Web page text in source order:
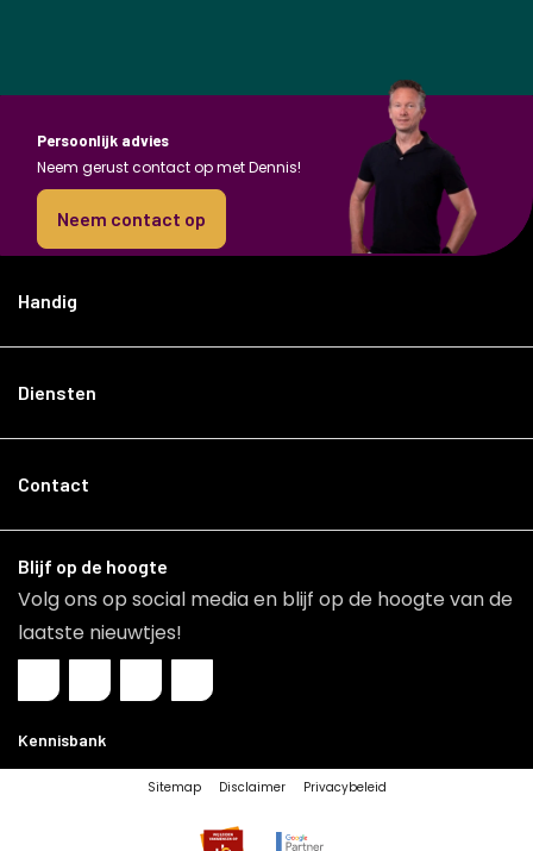
Persoonlijk advies
Neem gerust contact op met Dennis!
Neem contact op
Handig
Diensten
Contact
Blijf op de hoogte
Volg ons op social media en blijf op de hoogte van de
laatste nieuwtjes!
Kennisbank
Sitemap Disclaimer Privacybeleid